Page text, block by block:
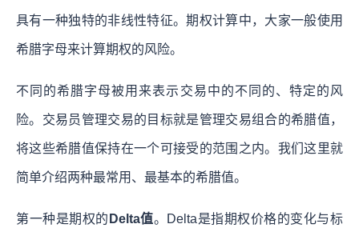
具有一种独特的非线性特征。期权计算中，大家一般使用
希腊字母来计算期权的风险。
不同的希腊字母被用来表示交易中的不同的、特定的风
险。交易员管理交易的目标就是管理交易组合的希腊值，
将这些希腊值保持在一个可接受的范围之内。我们这里就
简单介绍两种最常用、最基本的希腊值。
第一种是期权的 Delta值。Delta是指期权价格的变化与标